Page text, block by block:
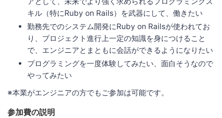
キル（特にRuby on Rails）を武器にして、働きたい
勤務先でのシステム開発にRuby on Railsが使われてお
り、プロジェクト進行上一定の知識を身につけること
で、エンジニアとまともに会話ができるようになりたい
プログラミングを一度体験してみたい、面白そうなので
やってみたい
※本業がエンジニアの方でもご参加は可能です。
参加費の説明